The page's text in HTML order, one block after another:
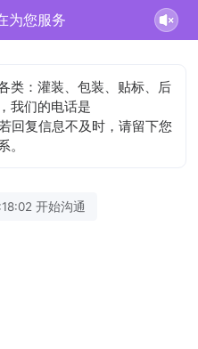
为您服务
类：灌装、包装、贴标、后
我们的电话是
回复信息不及时，请留下您
。
开始沟通